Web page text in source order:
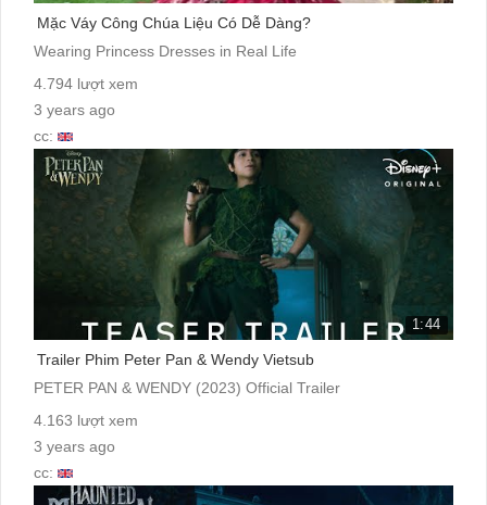
Mặc Váy Công Chúa Liệu Có Dễ Dàng?
Wearing Princess Dresses in Real Life
4.794 lượt xem
3 years ago
cc:
1:44
Trailer Phim Peter Pan & Wendy Vietsub
PETER PAN & WENDY (2023) Official Trailer
4.163 lượt xem
3 years ago
cc: